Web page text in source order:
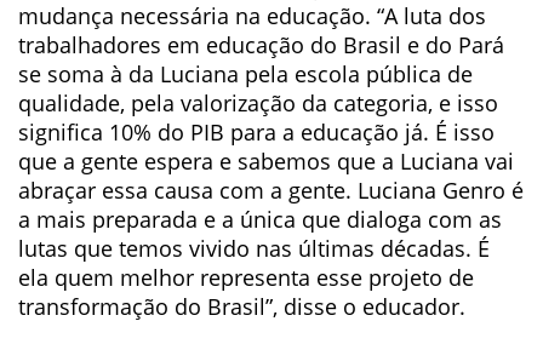
mudança necessária na educação. “A luta dos
trabalhadores em educação do Brasil e do Pará
se soma à da Luciana pela escola pública de
qualidade, pela valorização da categoria, e isso
significa 10% do PIB para a educação já. É isso
que a gente espera e sabemos que a Luciana vai
abraçar essa causa com a gente. Luciana Genro é
a mais preparada e a única que dialoga com as
lutas que temos vivido nas últimas décadas. É
ela quem melhor representa esse projeto de
transformação do Brasil”, disse o educador.